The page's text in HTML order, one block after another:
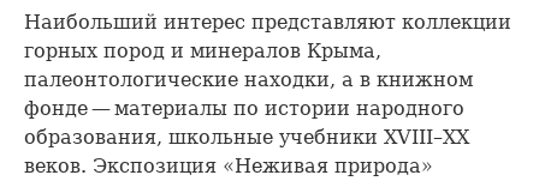
Наибольший интерес представляют коллекции
горных пород и минералов Крыма,
палеонтологические находки, а в книжном
фонде — материалы по истории народного
образования, школьные учебники XVIII–XX
веков. Экспозиция «Неживая природа»